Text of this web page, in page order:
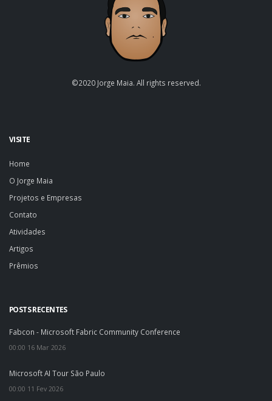
©2020 Jorge Maia. All rights reserved.
VISITE
Home
O Jorge Maia
Projetos e Empresas
Contato
Atividades
Artigos
Prêmios
POSTS RECENTES
Fabcon - Microsoft Fabric Community Conference
00:00 16 Mar 2026
Microsoft AI Tour São Paulo
00:00 11 Fev 2026